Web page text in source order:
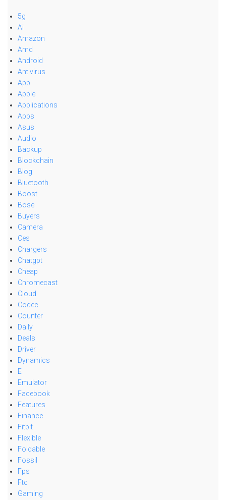
5g
Ai
Amazon
Amd
Android
Antivirus
App
Apple
Applications
Apps
Asus
Audio
Backup
Blockchain
Blog
Bluetooth
Boost
Bose
Buyers
Camera
Ces
Chargers
Chatgpt
Cheap
Chromecast
Cloud
Codec
Counter
Daily
Deals
Driver
Dynamics
E
Emulator
Facebook
Features
Finance
Fitbit
Flexible
Foldable
Fossil
Fps
Ftc
Gaming